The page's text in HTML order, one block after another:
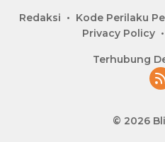
Redaksi Kode Perilaku
Privacy Policy
Terhubung
© 2026